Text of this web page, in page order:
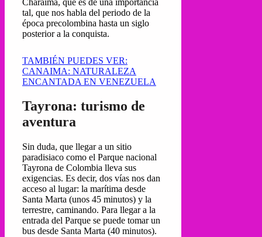
Charaima, que es de una importancia
tal, que nos habla del periodo de la
época precolombina hasta un siglo
posterior a la conquista.
TAMBIÉN PUEDES VER:
CANAIMA: NATURALEZA
ENCANTADA EN VENEZUELA
Tayrona: turismo de
aventura
Sin duda, que llegar a un sitio
paradisiaco como el Parque nacional
Tayrona de Colombia lleva sus
exigencias. Es decir, dos vías nos dan
acceso al lugar: la marítima desde
Santa Marta (unos 45 minutos) y la
terrestre, caminando. Para llegar a la
entrada del Parque se puede tomar un
bus desde Santa Marta (40 minutos).